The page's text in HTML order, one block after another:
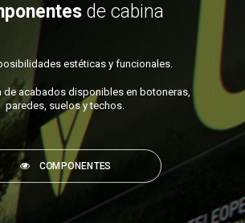
de cabina
estéticas y funcionales.
de acabados disponibles en botoneras,
paredes, suelos y techos.
COMPONENTES